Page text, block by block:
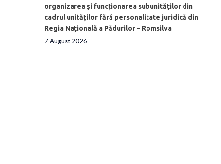
organizarea și funcționarea subunităților din
cadrul unităților fără personalitate juridică din
Regia Națională a Pădurilor – Romsilva
7 August 2026